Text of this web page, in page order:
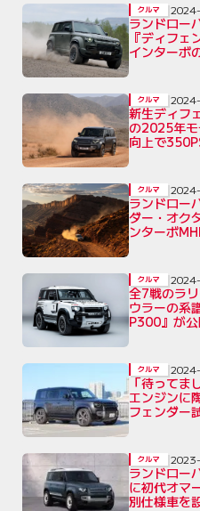
ランドロー
『ディフ
インターボ
クルマ
新生ディフ
の2025年モ
向上で
クルマ
ランドロー
ダー・オク
ンターボ
クルマ
全7戦のラ
ウラーの系
P300』が
クルマ
「待ってま
エンジンに
フェンダー
クルマ
ランドロー
に初代オマ
別仕様車を
クルマ